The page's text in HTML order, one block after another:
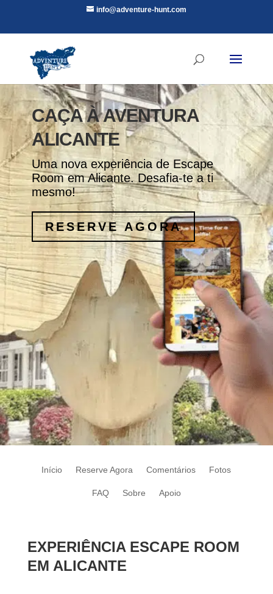
info@adventure-hunt.com
CAÇA À AVENTURA
ALICANTE
Uma nova experiência de Escape
Room em Alicante. Desafia-te a ti
mesmo!
RESERVE AGORA
Início Reserve Agora Comentários Fotos
FAQ Sobre Apoio
EXPERIÊNCIA ESCAPE ROOM
EM ALICANTE